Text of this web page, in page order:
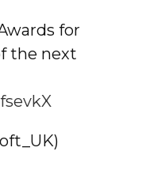
for
the next